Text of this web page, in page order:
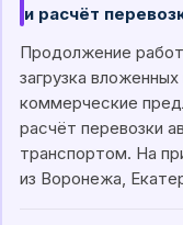
и расчёт
Продолжение
загрузка
коммерческие
расчёт перевозки
транспортом. На
из Воронежа,